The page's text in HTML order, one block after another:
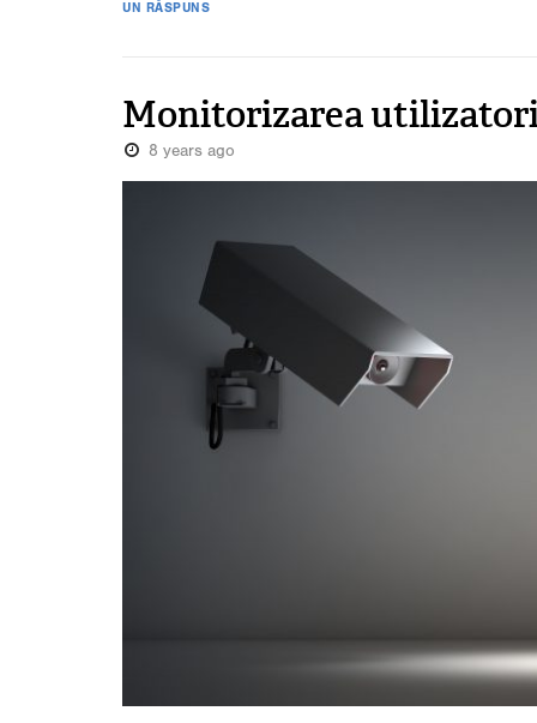
UN RĂSPUNS
Monitorizarea
8 years ago